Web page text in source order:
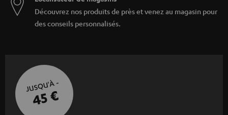
Découvrez nos produits de près et venez au magasin pour
des conseils personnalisés.
JUSQU'À -
45 €